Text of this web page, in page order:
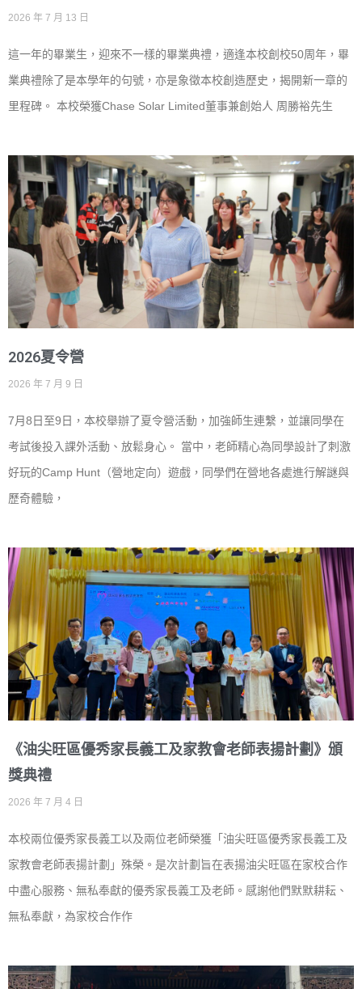
2026 年 7 月 13 日
這一年的畢業生，迎來不一樣的畢業典禮，適逢本校創校50周年，畢
業典禮除了是本學年的句號，亦是象徵本校創造歷史，揭開新一章的
里程碑。 本校榮獲Chase Solar Limited董事兼創始人 周勝裕先生
2026夏令營
2026 年 7 月 9 日
7月8日至9日，本校舉辦了夏令營活動，加強師生連繫，並讓同學在
考試後投入課外活動、放鬆身心。 當中，老師精心為同學設計了刺激
好玩的Camp Hunt（營地定向）遊戲，同學們在營地各處進行解謎與
歷奇體驗，
《油尖旺區優秀家長義工及家教會老師表揚計劃》頒
獎典禮
2026 年 7 月 4 日
本校兩位優秀家長義工以及兩位老師榮獲「油尖旺區優秀家長義工及
家教會老師表揚計劃」殊榮。是次計劃旨在表揚油尖旺區在家校合作
中盡心服務、無私奉獻的優秀家長義工及老師。感謝他們默默耕耘、
無私奉獻，為家校合作作